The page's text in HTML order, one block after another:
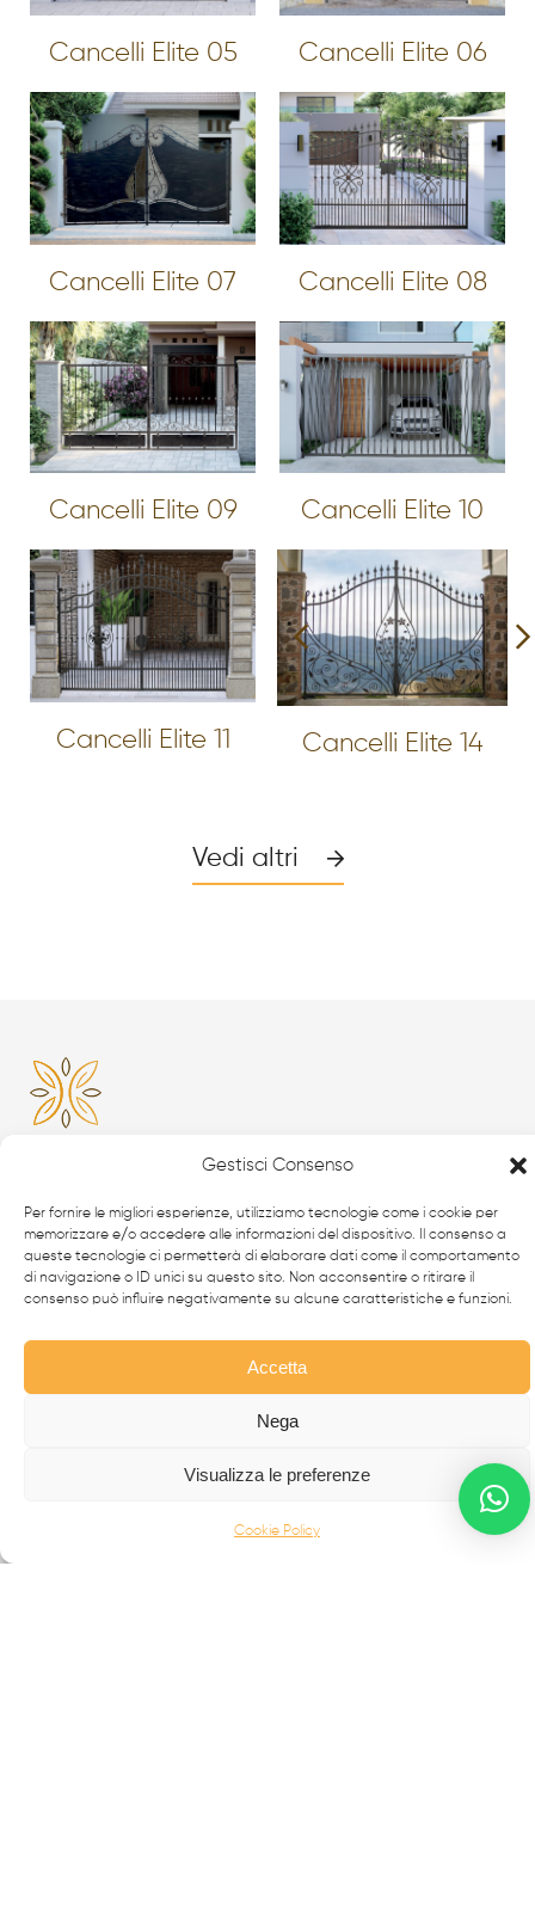
Gestisci Consenso
Per fornire le migliori esperienze, utilizziamo tecnologie come i cookie per
memorizzare e/o accedere alle informazioni del dispositivo. Il consenso a
queste tecnologie ci permetterà di elaborare dati come il comportamento
di navigazione o ID unici su questo sito. Non acconsentire o ritirare il
consenso può influire negativamente su alcune caratteristiche e funzioni.
Accetta
Nega
Visualizza le preferenze
Cookie Policy
Cancelli Elite 05 Cancelli Elite 06
Cancelli Elite 07 Cancelli Elite 08
Cancelli Elite 09 Cancelli Elite 10
Cancelli Elite 11 Cancelli Elite 14
Vedi altri
e realizzano soluzioni inferro battuto e acciaio inox,
simbolo dell’eccellenza made inItalynel mondo.
CANCELLI IN FERRO BATTUTO
RECINZIONI
SCALE IN FERRO BATTUTO